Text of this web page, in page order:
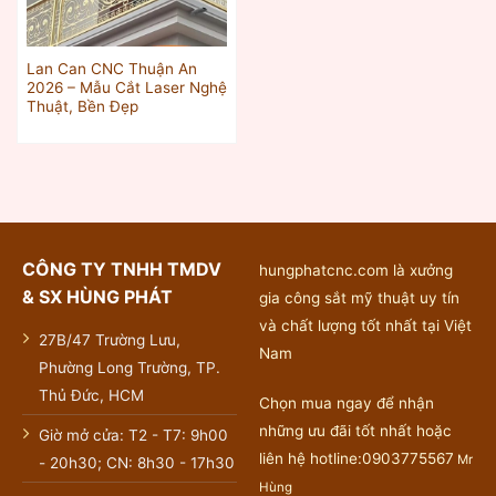
Lan Can CNC Thuận An
2026 – Mẫu Cắt Laser Nghệ
Thuật, Bền Đẹp
CÔNG TY TNHH TMDV
& SX HÙNG PHÁT
27B/47 Trường Lưu,
Phường Long Trường, TP.
Thủ Đức, HCM
Giờ mở cửa: T2 - T7: 9h00
- 20h30; CN: 8h30 - 17h30
hungphatcnc.com là xưởng
gia công sắt mỹ thuật uy tín
và chất lượng tốt nhất tại Việt
Nam
Chọn mua ngay để nhận
những ưu đãi tốt nhất hoặc
liên hệ hotline:0903775567 Mr
Hùng